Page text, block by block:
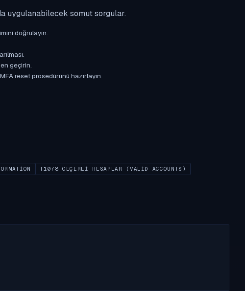
uygulanabilecek somut sorgular.
doğrulayın.
geçirin.
reset prosedürünü hazırlayın.
T1078 GEÇERLI HESAPLAR (VALID ACCOUNTS)